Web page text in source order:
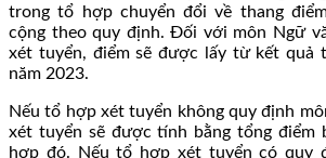
trong tổ hợp chuyển đổi về thang
cộng theo quy định. Đối với môn Ngữ
xét tuyển, điểm sẽ được lấy từ kết quả
năm 2023.
Nếu tổ hợp xét tuyển không quy định
xét tuyển sẽ được tính bằng tổng điểm
hợp đó. Nếu tổ hợp xét tuyển có quy